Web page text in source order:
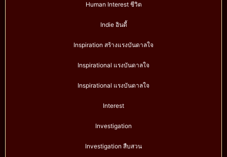
Human Interest ชีวิต
Indie อินดี้
Inspiration สร้างแรงบันดาลใจ
Inspirational แรงบันดาลใจ
Inspirational แรงบันดาลใจ
Interest
Investigation
Investigation สืบสวน